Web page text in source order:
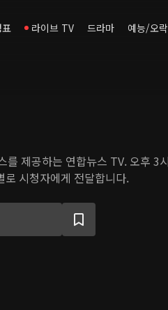
라이브 TV 드라마 예능/오락
합뉴스 TV. 오후 3시, 오늘 이슈를 따라
로 시청자에게 전달합니다.